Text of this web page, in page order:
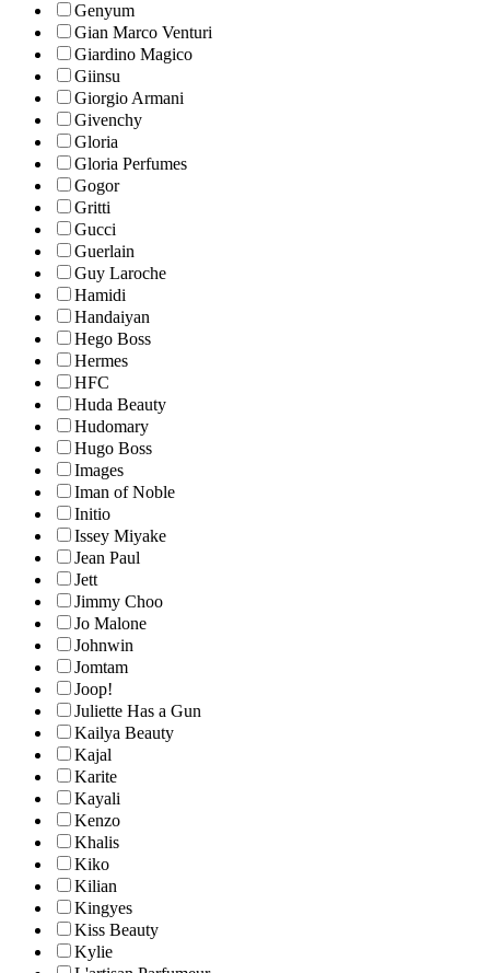
Genyum
Gian Marco Venturi
Giardino Magico
Giinsu
Giorgio Armani
Givenchy
Gloria
Gloria Perfumes
Gogor
Gritti
Gucci
Guerlain
Guy Laroche
Hamidi
Handaiyan
Hego Boss
Hermes
HFC
Huda Beauty
Hudomary
Hugo Boss
Images
Iman of Noble
Initio
Issey Miyake
Jean Paul
Jett
Jimmy Choo
Jo Malone
Johnwin
Jomtam
Joop!
Juliette Has a Gun
Kailya Beauty
Kajal
Karite
Kayali
Kenzo
Khalis
Kiko
Kilian
Kingyes
Kiss Beauty
Kylie